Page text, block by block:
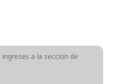
a la sección de